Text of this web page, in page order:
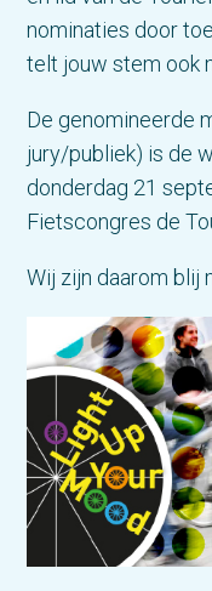
nominaties door
telt jouw stem ook
De genomineerde
jury/publiek) is de
donderdag 21
Fietscongres de
Wij zijn daarom blij